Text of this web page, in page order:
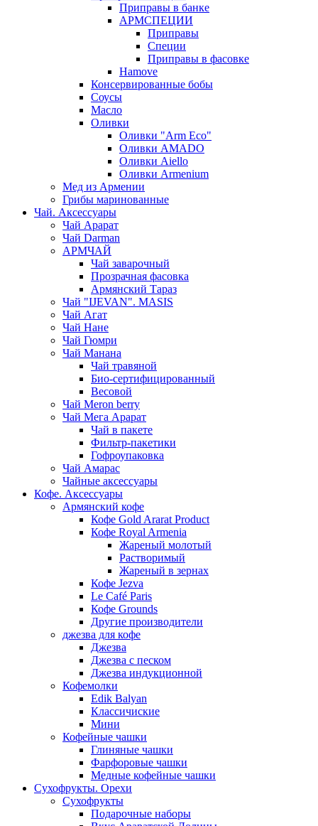
Приправы в банке
АРМСПЕЦИИ
Приправы
Специи
Приправы в фасовке
Hamove
Консервированные бобы
Соусы
Масло
Оливки
Оливки "Arm Eco"
Оливки AMADO
Оливки Aiello
Оливки Armenium
Мед из Армении
Грибы маринованные
Чай. Аксессуары
Чай Арарат
Чай Darman
АРМЧАЙ
Чай заварочный
Прозрачная фасовка
Армянский Тараз
Чай "IJEVAN". MASIS
Чай Агат
Чай Нане
Чай Гюмри
Чай Манана
Чай травяной
Био-сертифицированный
Весовой
Чай Meron berry
Чай Мега Арарат
Чай в пакете
Фильтр-пакетики
Гофроупаковка
Чай Амарас
Чайные аксессуары
Кофе. Аксессуары
Армянский кофе
Кофе Gold Ararat Product
Кофе Royal Armenia
Жареный молотый
Растворимый
Жареный в зернах
Кофе Jezva
Le Café Paris
Кофе Grounds
Другие производители
джезва для кофе
Джезва
Джезва с песком
Джезва индукционной
Кофемолки
Edik Balyan
Классичиские
Мини
Кофейные чашки
Глиняные чашки
Фарфоровые чашки
Медные кофейные чашки
Сухофрукты. Орехи
Сухофрукты
Подарочные наборы